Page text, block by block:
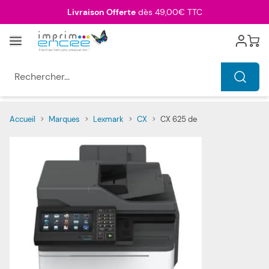
Livraison Offertedès 49,00€ TTC
Menu Cart
Accueil > Marques > Lexmark > CX > CX 625 de